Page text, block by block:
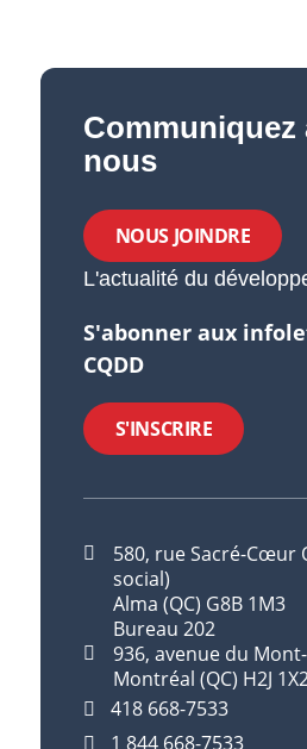
Communiquez
nous
NOUS JOINDRE
L'actualité du
S'abonner aux
CQDD
S'INSCRIRE
580, rue Sacré-Cœur
social)
Alma (QC) G8B 1M3
Bureau 202
936, avenue du
Montréal (QC) H2J
418 668-7533
1 844 668-7533